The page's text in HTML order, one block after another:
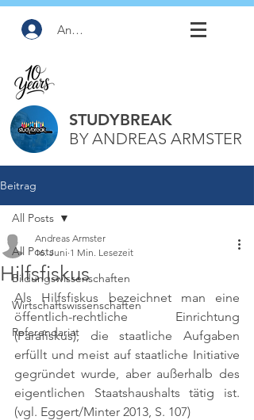
Anmelden
STUDYBREAK
BY ANDREAS ARMSTER
Beitrag
All Posts
Bildungswissenschaften
Wirtschaftswissenschaften
Referendariat
All Posts
Hilfsfiskus
Andreas Armster
16. Juni 1 Min. Lesezeit
Als Hilfsfiskus bezeichnet man eine
öffentlich-rechtliche Einrichtung
(Parafiskus), die staatliche Aufgaben
erfüllt und meist auf staatliche Initiative
gegründet wurde, aber außerhalb des
(vgl. Eggert/Minter 2013, S. 107)